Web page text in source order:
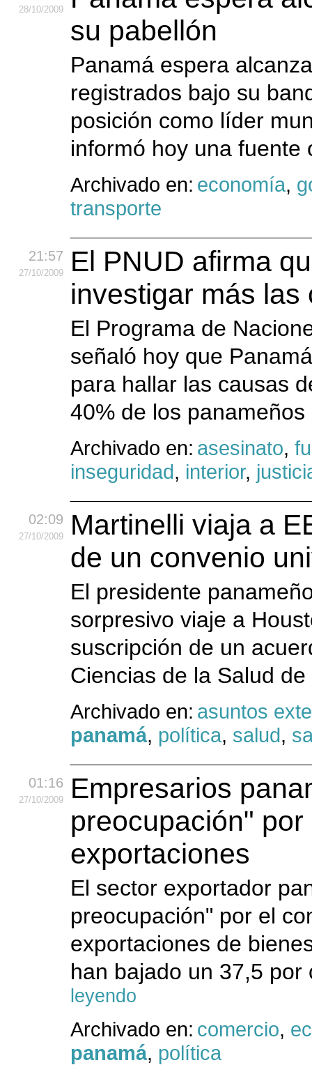
28/10/2009
su pabellón
Panamá espera
registrados bajo su
posición como líder
informó hoy una fuente
Archivado en: economía,
transporte
21:57
27/10/2009
El PNUD afirma
investigar más
El Programa de
señaló hoy que
para hallar las causas
40% de los
Archivado en: asesinato,
inseguridad, interior,
02:09
27/10/2009
Martinelli viaja a
de un convenio
El presidente
sorpresivo viaje a
suscripción de un
Ciencias de la Salud
Archivado en: asuntos
panamá, política, salud,
01:16
27/10/2009
Empresarios
preocupación"
exportaciones
El sector exportador
preocupación" por el
exportaciones de
han bajado un 37,5
leyendo
Archivado en: comercio,
panamá, política